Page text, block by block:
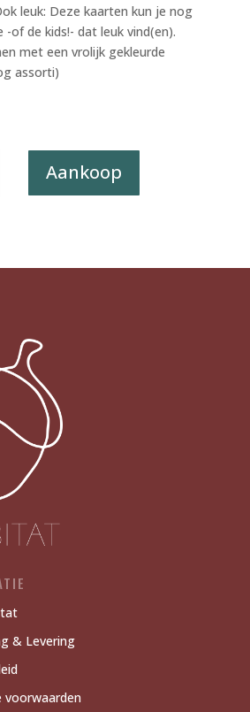
leuk: Deze kaarten kun je nog
-of de kids!- dat leuk vind(en).
met een vrolijk gekleurde
assorti)
Aankoop
& Levering
voorwaarden